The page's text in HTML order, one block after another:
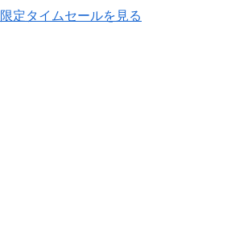
定タイムセールを見る